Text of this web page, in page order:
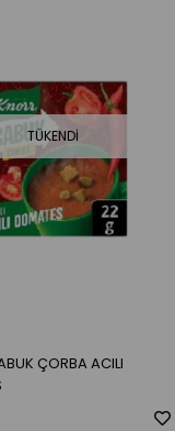
TÜKENDI
ÇORBA ACILI